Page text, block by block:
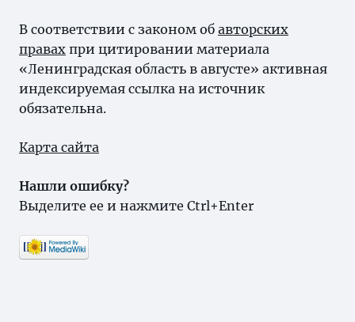
В соответствии с законом об авторских
правах при цитировании материала
«Ленинградская область в августе» активная
индексируемая ссылка на источник
обязательна.
Карта сайта
Нашли ошибку?
Выделите ее и нажмите Ctrl+Enter